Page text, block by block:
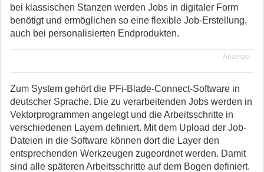
bei klassischen Stanzen werden Jobs in digitaler Form
benötigt und ermöglichen so eine flexible Job-Erstellung,
auch bei personalisierten Endprodukten.
Anzeige
Zum System gehört die PFi-Blade-Connect-Software in
deutscher Sprache. Die zu verarbeitenden Jobs werden in
Vektorprogrammen angelegt und die Arbeitsschritte in
verschiedenen Layern definiert. Mit dem Upload der Job-
Dateien in die Software können dort die Layer den
entsprechenden Werkzeugen zugeordnet werden. Damit
sind alle späteren Arbeitsschritte auf dem Bogen definiert.